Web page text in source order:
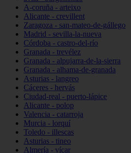
A-coruña - arteixo
Alicante - crevillent
Zaragoza - san-mateo-de-gállego
Madrid - sevilla-la-nueva
Córdoba - castro-del-río
Granada - trevélez
Granada - alpujarra-de-la-sierra
Granada - alhama-de-granada
Asturias - langreo
Cáceres - hervás
Ciudad-real - puerto-lápice
Alicante - polop
Valencia - catarroja
Murcia - lorquí
Toledo - illescas
Asturias - tineo
Almería - vícar